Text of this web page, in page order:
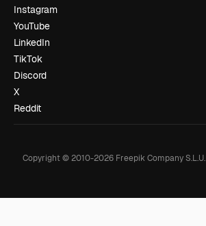
Instagram
YouTube
LinkedIn
TikTok
Discord
X
Reddit
Copyright © 2010-2026Freepik Company S.L.U.